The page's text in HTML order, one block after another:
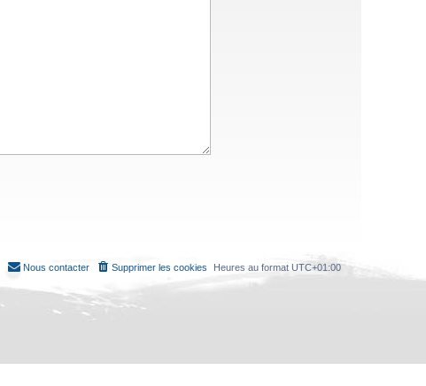
Heures au format UTC+01:00
Supprimer les cookies
Nous contacter